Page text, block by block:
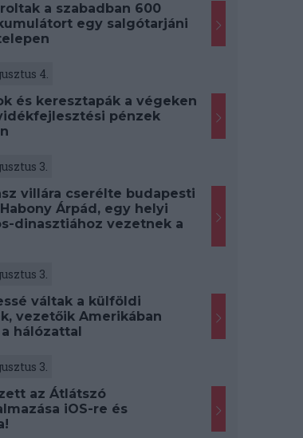
a szabadban 600
egy salgótarjáni
4.
és keresztapák a végeken
pénzek
3.
villára cserélte budapesti
Árpád, egy helyi
dinasztiához vezetnek a
3.
váltak a külföldi
vezetőik Amerikában
hálózattal
3.
az Átlátszó
iOS-re és